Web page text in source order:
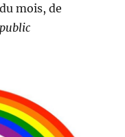
mois, de